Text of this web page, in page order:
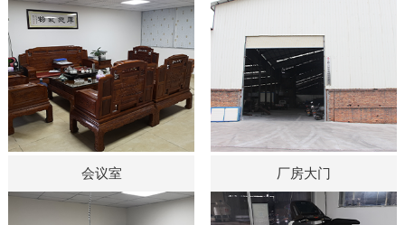
会议室 厂房大门